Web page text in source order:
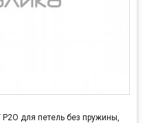
для петель без пружины,